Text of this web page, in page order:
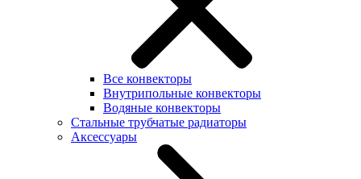
Все конвекторы
Внутрипольные конвекторы
Водяные конвекторы
Стальные трубчатые радиаторы
Аксессуары